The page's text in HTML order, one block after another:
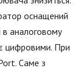
оснащений
аналоговому
є цифровими. При
Саме з